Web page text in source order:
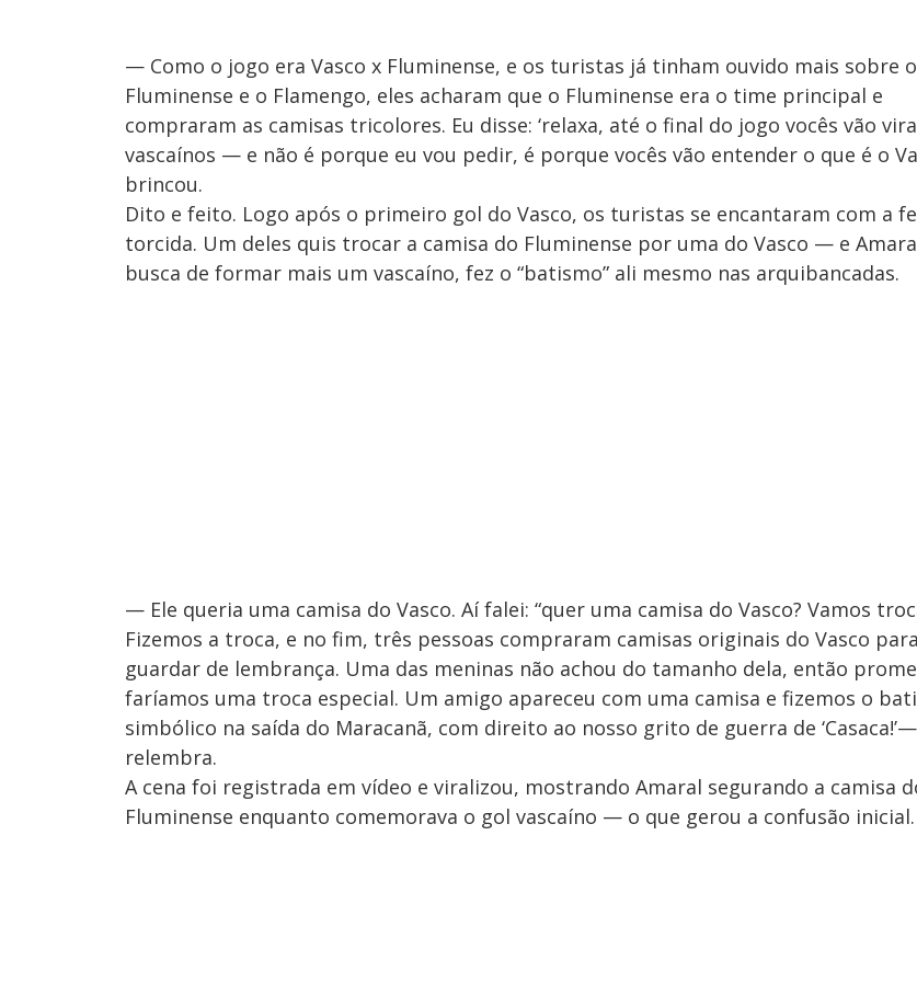
— Como o jogo era Vasco x Fluminense, e os turistas já tinham ouvido mais sobre o
Fluminense e o Flamengo, eles acharam que o Fluminense era o time principal e
compraram as camisas tricolores. Eu disse: ‘relaxa, até o final do jogo vocês vão
vascaínos — e não é porque eu vou pedir, é porque vocês vão entender o que é o
brincou.
Dito e feito. Logo após o primeiro gol do Vasco, os turistas se encantaram com a
torcida. Um deles quis trocar a camisa do Fluminense por uma do Vasco — e
busca de formar mais um vascaíno, fez o “batismo” ali mesmo nas arquibancadas.
— Ele queria uma camisa do Vasco. Aí falei: “quer uma camisa do Vasco? Vamos
Fizemos a troca, e no fim, três pessoas compraram camisas originais do Vasco para
guardar de lembrança. Uma das meninas não achou do tamanho dela, então
faríamos uma troca especial. Um amigo apareceu com uma camisa e fizemos o
simbólico na saída do Maracanã, com direito ao nosso grito de guerra de ‘Casaca!’—
relembra.
A cena foi registrada em vídeo e viralizou, mostrando Amaral segurando a camisa
Fluminense enquanto comemorava o gol vascaíno — o que gerou a confusão inicial.